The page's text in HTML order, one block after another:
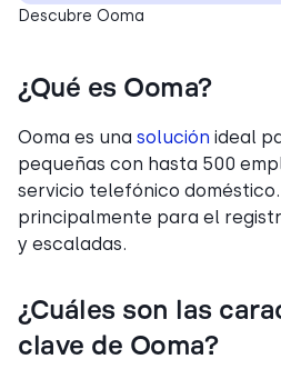
Descubre Ooma
¿Qué es Ooma?
Ooma es una solución ideal
pequeñas con hasta 500
servicio telefónico doméstico.
principalmente para el
y escaladas.
¿Cuáles son las
clave de Ooma?